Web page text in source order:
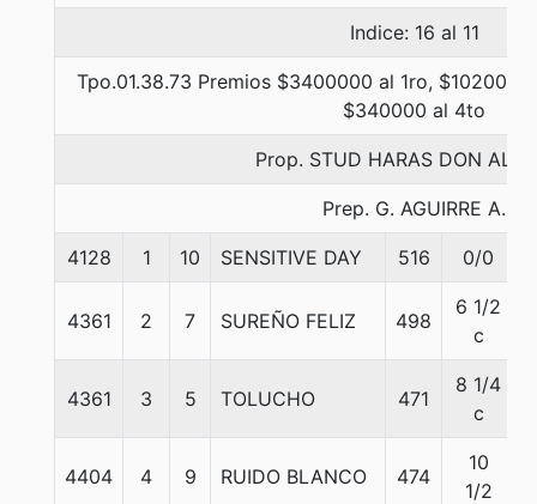
Indice: 16 al 11
Tpo.01.38.73 Premios $3400000 al 1ro,
$340000 al 4to
Prop. STUD HARAS DON
Prep. G. AGUIRRE A.
4128 1 10 SENSITIVE DAY 516 0/0
4361 2 7 SUREÑO FELIZ 498
6 1/2
c
4361 3 5 TOLUCHO 471
8 1/4
c
4404 4 9 RUIDO BLANCO 474
10
1/2